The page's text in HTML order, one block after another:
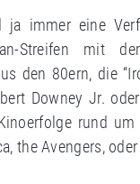
ja immer eine
Streifen mit
den 80ern, die
Downey Jr.
rund
the Avengers,